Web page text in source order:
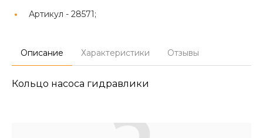
Артикул - 28571;
Описание Характеристики Отзывы
Кольцо насоса гидравлики